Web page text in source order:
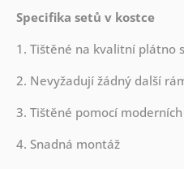
Specifika setů v kostce
1. Tištěné na kvalitní plátno
2. Nevyžadují žádný další
3. Tištěné pomocí
4. Snadná montáž